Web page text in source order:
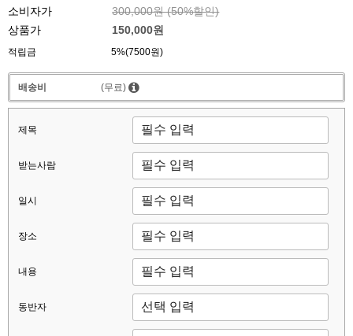
소비자가 300,000원 (50%할인)
상품가
150,000원
적립금 5%(7500원)
배송비 (무료)
제목
받는사람
일시
장소
내용
동반자